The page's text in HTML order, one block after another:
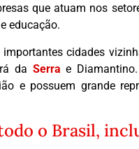
que atuam nos
educação.
cidades
da Serra e
e possuem grande
o Brasil,